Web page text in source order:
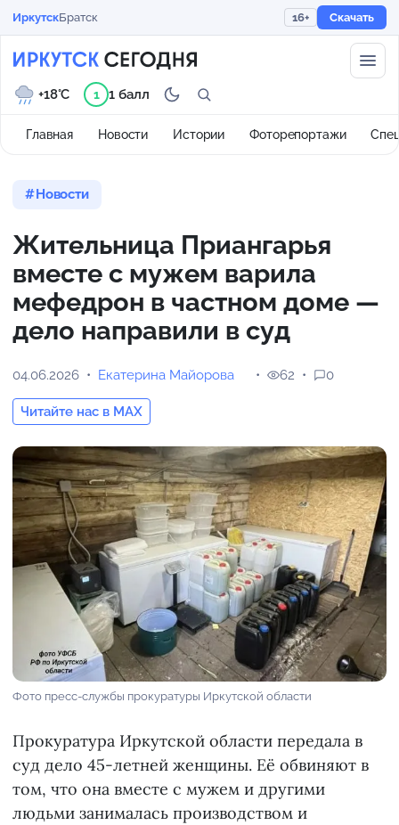
ИркутскБратск 16+ Скачать
Главная Новости Истории Фоторепортажи
+18°C 1 1 балл
Новости
Жительница Приангарья
вместе с мужем варила
мефедрон в частном доме —
дело направили в суд
04.06.2026 Екатерина Майорова
Читайте нас в MAX
62 0
Фото пресс-службы прокуратуры Иркутской области
Прокуратура Иркутской области передала в
суд дело 45-летней женщины. Её обвиняют в
том, что она вместе с мужем и другими
людьми занималась производством и